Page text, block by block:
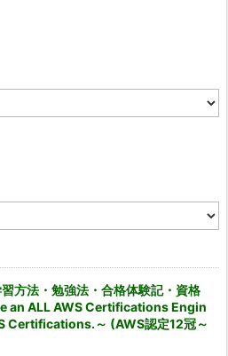
方法・勉強法・合格体験記・資格
an ALL AWS Certifications Engin
Certifications.～ (AWS認定12冠～